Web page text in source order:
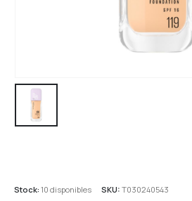
Stock: 10 disponibles SKU:T030240543